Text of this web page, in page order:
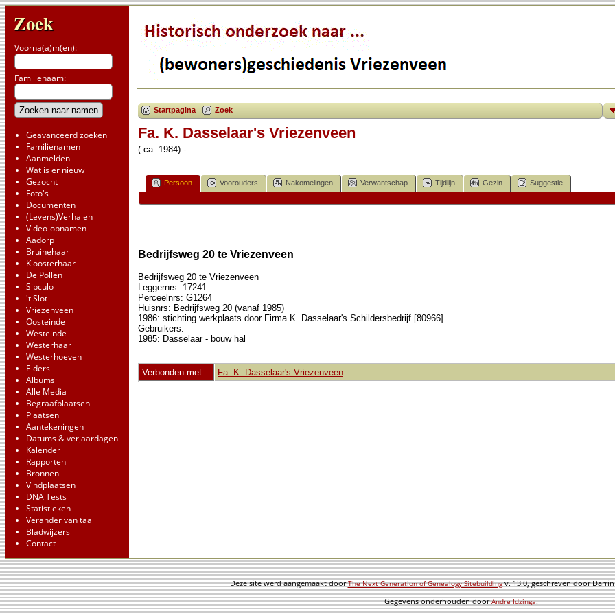
Zoek
Voorna(a)m(en):
Familienaam:
Geavanceerd zoeken
Familienamen
Aanmelden
Wat is er nieuw
Gezocht
Foto's
Documenten
(Levens)Verhalen
Video-opnamen
Aadorp
Bruinehaar
Kloosterhaar
De Pollen
Sibculo
't Slot
Vriezenveen
Oosteinde
Westeinde
Westerhaar
Westerhoeven
Elders
Albums
Alle Media
Begraafplaatsen
Plaatsen
Aantekeningen
Datums & verjaardagen
Kalender
Rapporten
Bronnen
Vindplaatsen
DNA Tests
Statistieken
Verander van taal
Bladwijzers
Contact
Startpagina Zoek
Fa. K. Dasselaar's Vriezenveen
( ca. 1984) -
Persoon Voorouders Nakomelingen Verwantschap Tijdlijn Gezin Suggestie
Bedrijfsweg 20 te Vriezenveen
Bedrijfsweg 20 te Vriezenveen
Leggernrs: 17241
Perceelnrs: G1264
Huisnrs: Bedrijfsweg 20 (vanaf 1985)
1986: stichting werkplaats door Firma K. Dasselaar's Schildersbedrijf [80966]
Gebruikers:
1985: Dasselaar - bouw hal
Verbonden met Fa. K. Dasselaar's Vriezenveen
Deze site werd aangemaakt doorThe Next Generation of Genealogy Sitebuildingv. 13.0, geschreven door
Gegevens onderhouden doorAndre Idzinga.